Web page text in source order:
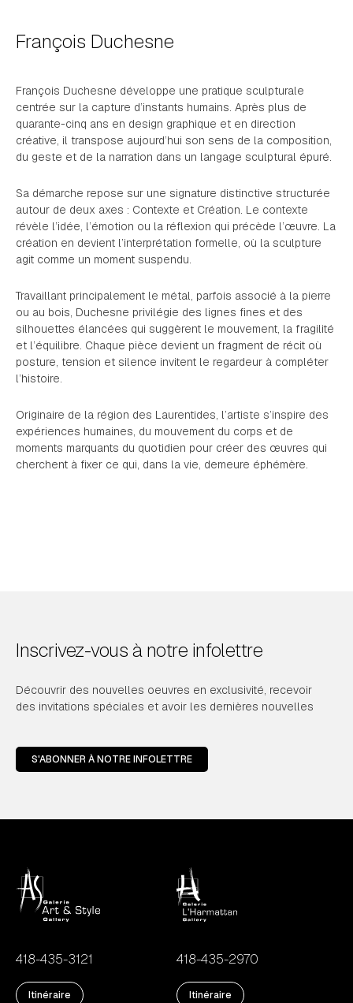
François Duchesne
François Duchesne développe une pratique sculpturale
centrée sur la capture d’instants humains. Après plus de
quarante-cinq ans en design graphique et en direction
créative, il transpose aujourd’hui son sens de la composition,
du geste et de la narration dans un langage sculptural épuré.
Sa démarche repose sur une signature distinctive structurée
autour de deux axes : Contexte et Création. Le contexte
révèle l’idée, l’émotion ou la réflexion qui précède l’œuvre. La
création en devient l’interprétation formelle, où la sculpture
agit comme un moment suspendu.
Travaillant principalement le métal, parfois associé à la pierre
ou au bois, Duchesne privilégie des lignes fines et des
silhouettes élancées qui suggèrent le mouvement, la fragilité
et l’équilibre. Chaque pièce devient un fragment de récit où
posture, tension et silence invitent le regardeur à compléter
l’histoire.
Originaire de la région des Laurentides, l’artiste s’inspire des
expériences humaines, du mouvement du corps et de
moments marquants du quotidien pour créer des œuvres qui
cherchent à fixer ce qui, dans la vie, demeure éphémère.
Inscrivez-vous à notre infolettre
Découvrir des nouvelles oeuvres en exclusivité, recevoir
des invitations spéciales et avoir les dernières nouvelles
S'ABONNER À NOTRE INFOLETTRE
418-435-3121
Itinéraire
418-435-2970
Itinéraire